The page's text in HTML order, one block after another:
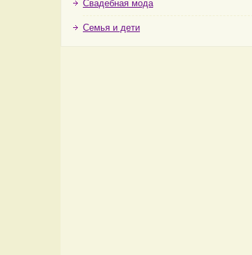
Свадебная мода
Семья и дети